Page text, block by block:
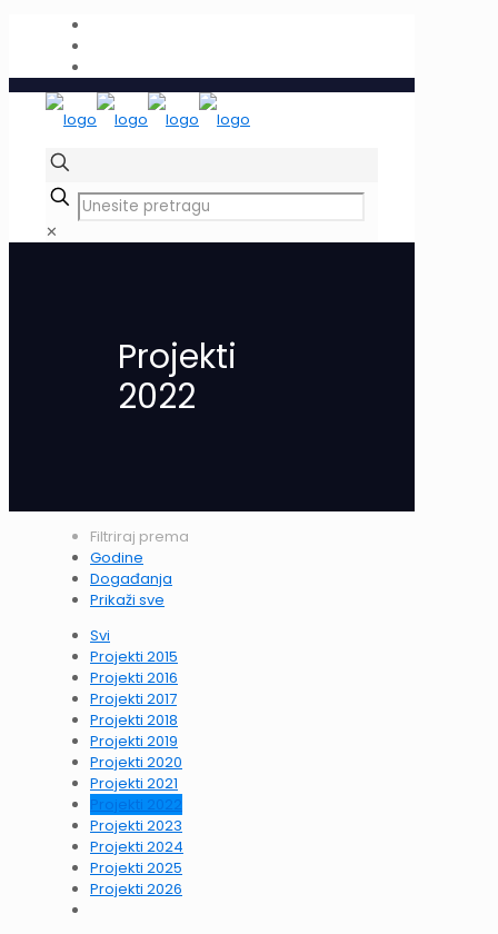
✕
Projekti
2022
Filtriraj prema
Godine
Događanja
Prikaži sve
Svi
Projekti 2015
Projekti 2016
Projekti 2017
Projekti 2018
Projekti 2019
Projekti 2020
Projekti 2021
Projekti 2022
Projekti 2023
Projekti 2024
Projekti 2025
Projekti 2026